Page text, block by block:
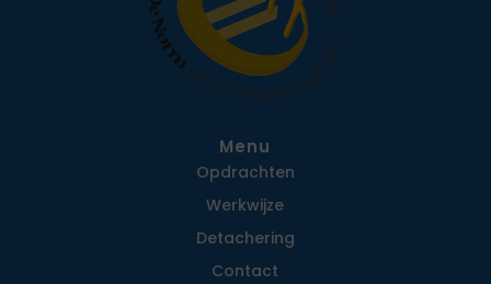
Menu
Opdrachten
Werkwijze
Detachering
Contact